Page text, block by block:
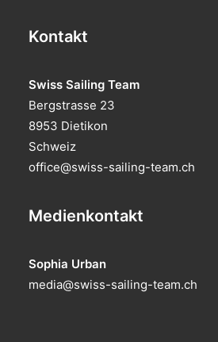
Kontakt
Swiss Sailing Team
Bergstrasse 23
8953 Dietikon
Schweiz
office@swiss-sailing-team.ch
Medienkontakt
Sophia Urban
media@swiss-sailing-team.ch